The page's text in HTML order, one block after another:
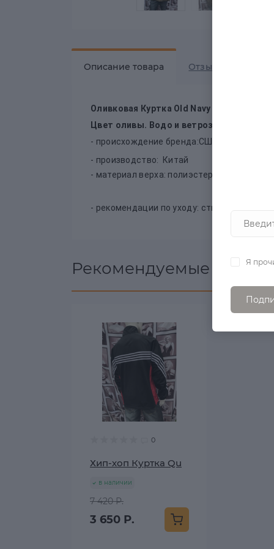
Описание товара Отзывов
Оливковая Куртка Old Navy США в
Цвет оливы. Водо и ветрозащита.
- происхождение бренда:США
- производство: Китай
- материал верха: полиэстер (нейлон)
- рекомендации по уходу: стирать при
Рекомендуемые товары
0
Хип-хоп Куртка Qu
в наличии
7 420 Р.
3 650 Р.
Я